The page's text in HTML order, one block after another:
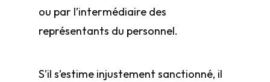
ou par l’intermédiaire des
représentants du personnel.
S’il s’estime injustement sanctionné, il